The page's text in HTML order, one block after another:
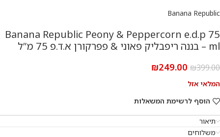
Banana Republic
Banana Republic Peony & Peppercorn e.d.p 75
ml – בננה ריפבליק פאוני & פפרקורן א.ד.פ 75 מ”ל
₪399.00
₪249.00
המלאי אזל
הוסף לרשימת המשאלות
תיאור
משלוחים